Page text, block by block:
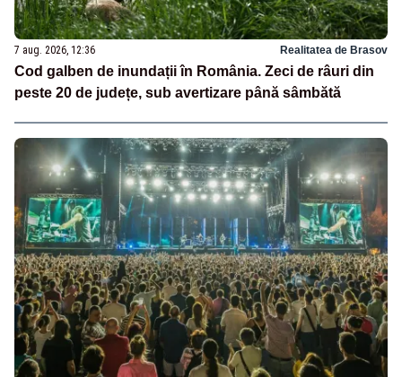
7 aug. 2026, 12:36 Realitatea de Brasov
Cod galben de inundații în România. Zeci de râuri din
peste 20 de județe, sub avertizare până sâmbătă